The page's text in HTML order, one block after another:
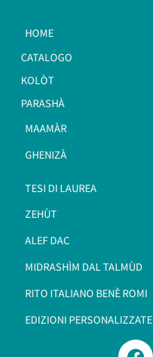
HOME
CATALOGO
KOLÒT
PARASHÀ
MAAMÀR
GHENIZÀ
TESI DI LAUREA
ZEHÙT
ALEF DAC
MIDRASHÌM DAL TALMÙD
RITO ITALIANO BENÈ ROMI​
EDIZIONI PERSONALIZZATE